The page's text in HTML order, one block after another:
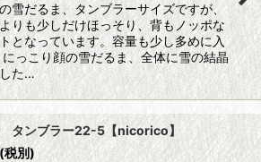
雪だるま、タンブラーサイズですが、
りも少しだけほっそり、背もノッポな
となっています。容量も少し多めに入
っこり顔の雪だるま、全体に雪の結晶
た…
タンブラー22-5【nicorico】
(税別)